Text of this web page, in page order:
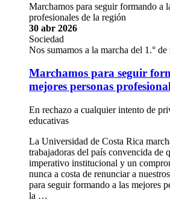
Marchamos para seguir formando a
profesionales de la región
30 abr 2026
Sociedad
Nos sumamos a la marcha del 1.° de
Marchamos para seguir
mejores personas
En rechazo a cualquier intento de
educativas
La Universidad de Costa Rica
trabajadoras del país convencida de
imperativo institucional y un
nunca a costa de renunciar a
para seguir formando a las mejores
la …